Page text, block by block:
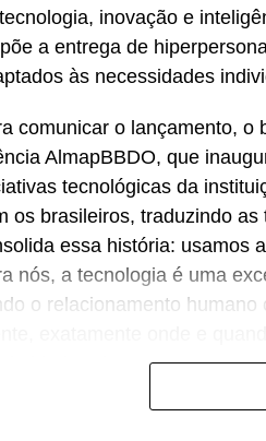
inovação e
a entrega de
às necessidades
comunicar o lançamento, o
AlmapBBDO, que
tecnológicas da
os brasileiros, traduzindo as
essa história: usamos
nós, a tecnologia é uma
o relacionamento
destaca Renato
dos pilares do novo